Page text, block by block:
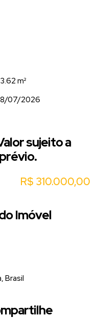
m²
07/2026
sujeito a
R$ 310.000,00
Imóvel
Brasil